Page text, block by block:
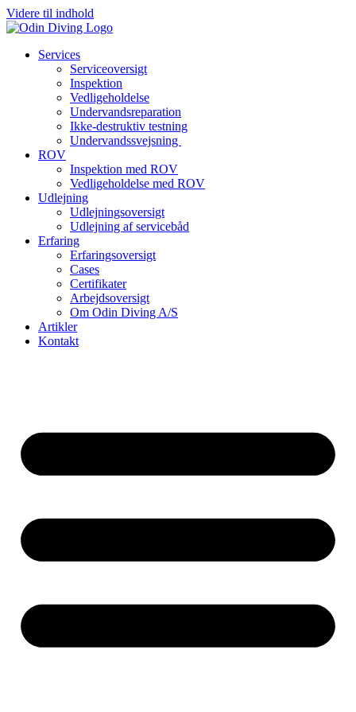
Videre til indhold
Services
Serviceoversigt
Inspektion
Vedligeholdelse
Undervandsreparation
Ikke-destruktiv testning
Undervandssvejsning
ROV
Inspektion med ROV
Vedligeholdelse med ROV
Udlejning
Udlejningsoversigt
Udlejning af servicebåd
Erfaring
Erfaringsoversigt
Cases
Certifikater
Arbejdsoversigt
Om Odin Diving A/S
Artikler
Kontakt